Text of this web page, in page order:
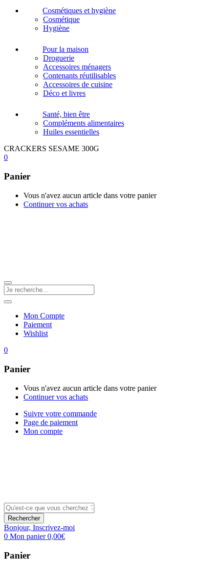
Cosmétiques et hygiène
Cosmétique
Hygiène
Pour la maison
Droguerie
Accessoires ménagers
Contenants réutilisables
Accessoires de cuisine
Déco et livres
Santé, bien être
Compléments alimentaires
Huiles essentielles
CRACKERS SESAME 300G
0
Panier
Vous n'avez aucun article dans votre panier
Continuer vos achats
Mon Compte
Paiement
Wishlist
0
Panier
Vous n'avez aucun article dans votre panier
Continuer vos achats
Suivre votre commande
Page de paiement
Mon compte
Rechercher
Bonjour, Inscrivez-moi
0 Mon panier0,00€
Panier